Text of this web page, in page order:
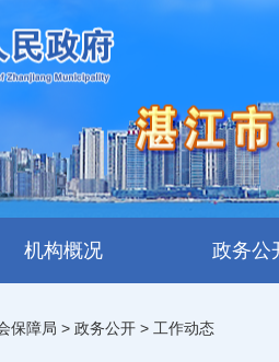
机构概况 政务公
保障局 > 政务公开 > 工作动态